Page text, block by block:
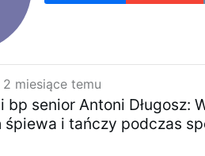
2 miesiące temu
bp senior Antoni Długosz:
śpiewa i tańczy podczas